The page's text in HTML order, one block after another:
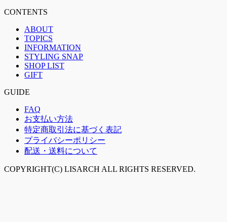
CONTENTS
ABOUT
TOPICS
INFORMATION
STYLING SNAP
SHOP LIST
GIFT
GUIDE
FAQ
お支払い方法
特定商取引法に基づく表記
プライバシーポリシー
配送・送料について
COPYRIGHT(C) LISARCH ALL RIGHTS RESERVED.